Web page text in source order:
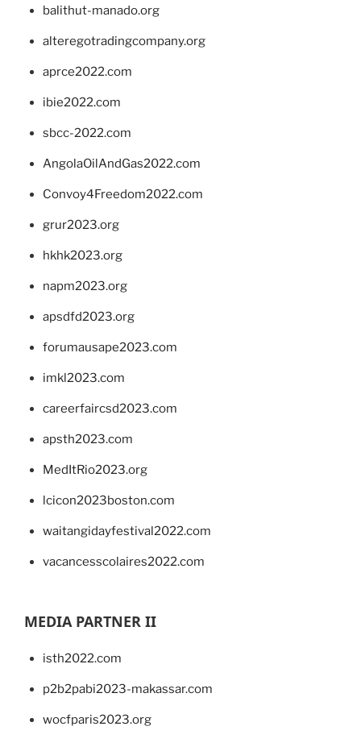
balithut-manado.org
alteregotradingcompany.org
aprce2022.com
ibie2022.com
sbcc-2022.com
AngolaOilAndGas2022.com
Convoy4Freedom2022.com
grur2023.org
hkhk2023.org
napm2023.org
apsdfd2023.org
forumausape2023.com
imkl2023.com
careerfaircsd2023.com
apsth2023.com
MedItRio2023.org
lcicon2023boston.com
waitangidayfestival2022.com
vacancesscolaires2022.com
MEDIA PARTNER II
isth2022.com
p2b2pabi2023-makassar.com
wocfparis2023.org